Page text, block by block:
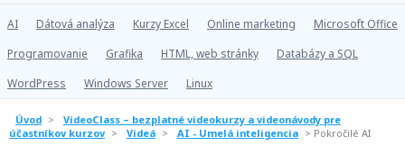
AI Dátová analýza Kurzy Excel Online marketing
Microsoft Office
Programovanie
Grafika HTML, web stránky
Databázy a SQL
WordPress
Windows Server Linux
Úvod >
VideoClass – bezplatné videokurzy a videonávody pre
účastníkov kurzov > Videá > AI - Umelá inteligencia > Pokročilé AI